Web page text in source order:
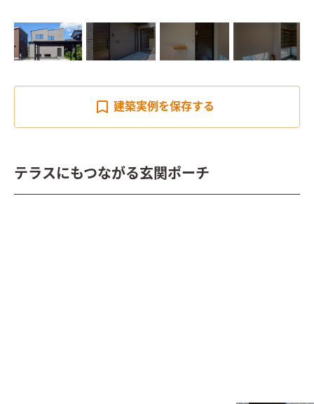
建築実例を保存する
テラスにもつながる玄関ポーチ